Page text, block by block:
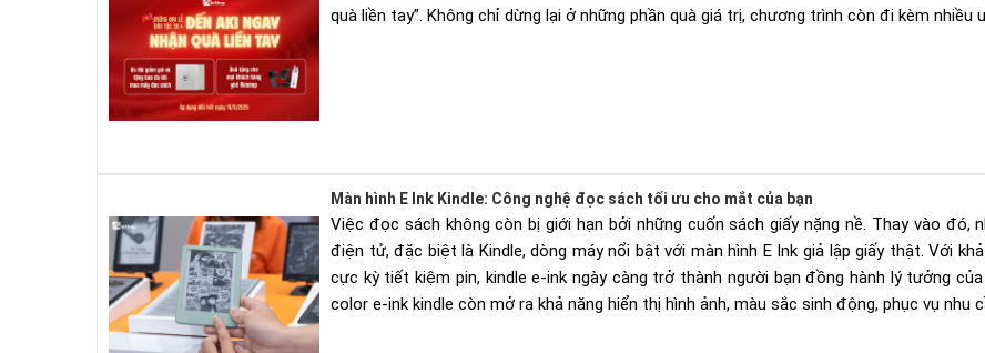
quà liền tay”. Không chỉ dừng lại ở những phần quà giá trị, chương trình còn đi kèm
Màn hình E Ink Kindle: Công nghệ đọc sách tối ưu cho mắt của bạn
Việc đọc sách không còn bị giới hạn bởi những cuốn sách giấy nặng nề. Thay vào
điện tử, đặc biệt là Kindle, dòng máy nổi bật với màn hình E Ink giả lập giấy thật. Với
cực kỳ tiết kiệm pin, kindle e-ink ngày càng trở thành người bạn đồng hành lý tưởng
color e-ink kindle còn mở ra khả năng hiển thị hình ảnh, màu sắc sinh động, phục vụ nhu